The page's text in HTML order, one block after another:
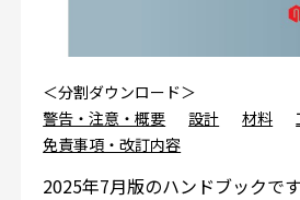
＜分割ダウンロード＞
警告・注意・概要
設計 材料
免責事項・改訂内容
2025年7月版のハンドブックです